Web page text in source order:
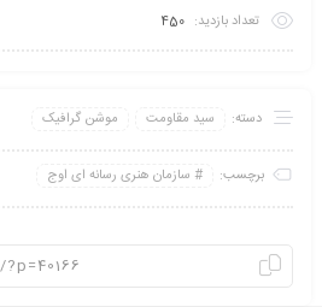
تعداد بازدید: 450
دسته: سید مقاومت موشن گرافیک
برچسب: سازمان هنری رسانه ای اوج